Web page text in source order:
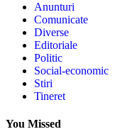
Anunturi
Comunicate
Diverse
Editoriale
Politic
Social-economic
Stiri
Tineret
You Missed